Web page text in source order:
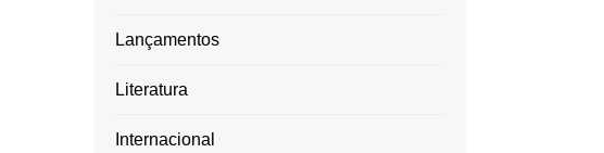
Lançamentos
Literatura
Internacional